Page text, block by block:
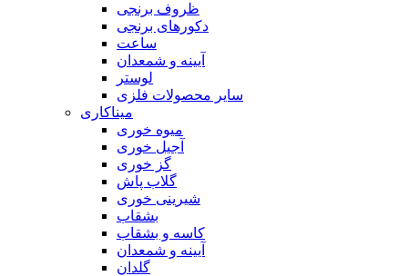
ظروف برنجی
دکورهای برنجی
ساعت
آیینه و شمعدان
لوستر
سایر محصولات فلزی
میناکاری
میوه خوری
آجیل خوری
گز خوری
گلاب پاش
شیرینی خوری
بشقاب
کاسه و بشقاب
آیینه و شمعدان
گلدان